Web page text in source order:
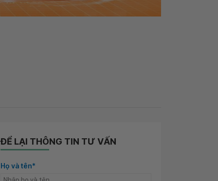
ĐỂ LẠI THÔNG TIN TƯ VẤN
Họ và tên*